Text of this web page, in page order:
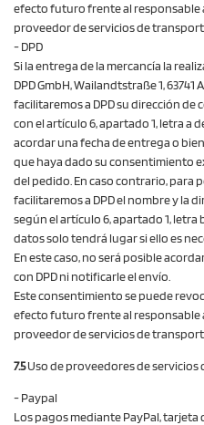
efecto futuro frente al responsable
proveedor de servicios de
- DPD
Si la entrega de la mercancía la
DPD GmbH, Wailandtstraße 1,
facilitaremos a DPD su dirección
con el artículo 6, apartado 1, letra a
acordar una fecha de entrega o
que haya dado su consentimiento
del pedido. En caso contrario, para
facilitaremos a DPD el nombre y la
según el artículo 6, apartado 1, letra
datos solo tendrá lugar si ello es
En este caso, no será posible
con DPD ni notificarle el envío.
Este consentimiento se puede
efecto futuro frente al responsable
proveedor de servicios de
7.5Uso de proveedores de servicios
- Paypal
Los pagos mediante PayPal, tarjeta